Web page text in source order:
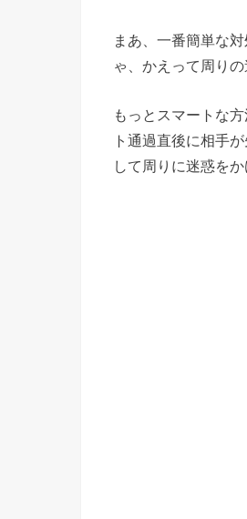
まあ、一番簡単な
ゃ、かえって周りの
もっとスマートな
ト通過直後に相手
して周りに迷惑を